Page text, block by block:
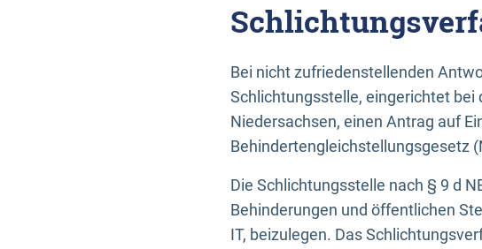
Bei nicht zufriedenstellenden
Schlichtungsstelle, eingerichtet
Niedersachsen, einen Antrag auf
Behindertengleichstellungsgesetz
Die Schlichtungsstelle nach § 9 d
Behinderungen und öffentlichen
IT, beizulegen. Das